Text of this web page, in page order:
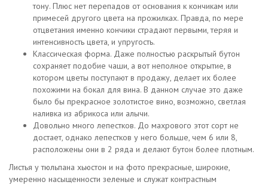
тону. Плюс нет перепадов от основания к кончикам или
примесей другого цвета на прожилках. Правда, по мере
отцветания именно кончики страдают первыми, теряя и
интенсивность цвета, и упругость.
Классическая форма. Даже полностью раскрытый бутон
сохраняет подобие чаши, а вот неполное открытие, в
котором цветы поступают в продажу, делает их более
похожими на бокал для вина. В данном случае это даже
было бы прекрасное золотистое вино, возможно, светлая
наливка из абрикоса или алычи.
Довольно много лепестков. До махрового этот сорт не
достает, однако лепестков у него больше, чем 6 или 8,
расположены они в 2 ряда и делают бутон более плотным.
Листья у тюльпана хьюстон и на фото прекрасные, широкие,
умеренно насыщенности зеленые и служат контрастным